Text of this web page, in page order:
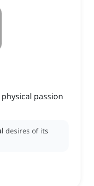
passion
desires of its